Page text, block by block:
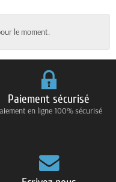
le moment.
Paiement sécurisé
en ligne 100% sécurisé